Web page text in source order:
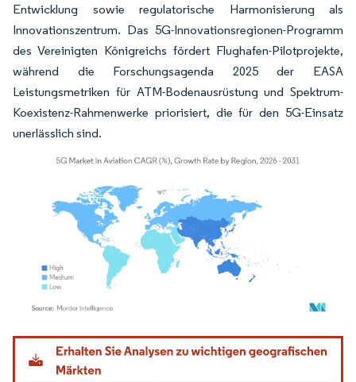
Entwicklung sowie regulatorische Harmonisierung als
Innovationszentrum. Das 5G-Innovationsregionen-Programm
des Vereinigten Königreichs fördert Flughafen-Pilotprojekte,
während die Forschungsagenda 2025 der EASA
Leistungsmetriken für ATM-Bodenausrüstung und Spektrum-
Koexistenz-Rahmenwerke priorisiert, die für den 5G-Einsatz
unerlässlich sind.
Bild © Mordor Intelligence. Wiederverwendung erfordert Namensnennung gemäß